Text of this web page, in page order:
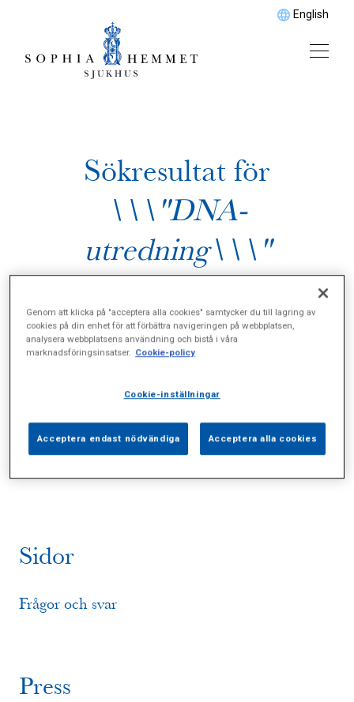
English
Sökresultat för
\\\"DNA-
utredning\\\"
Alla (0) Vårdgivare (0) Specialister (0)
Sidor
Frågor och svar
Press
Genom att klicka på "acceptera alla cookies" samtycker du till lagring av
cookies på din enhet för att förbättra navigeringen på webbplatsen,
analysera webbplatsens användning och bistå i våra
marknadsföringsinsatser. Cookie-policy
Cookie-inställningar
Acceptera endast nödvändiga Acceptera alla cookies